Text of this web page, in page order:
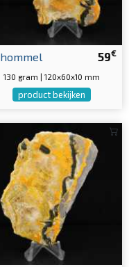
59€
hommel
130 gram | 120x60x10 mm
product bekijken